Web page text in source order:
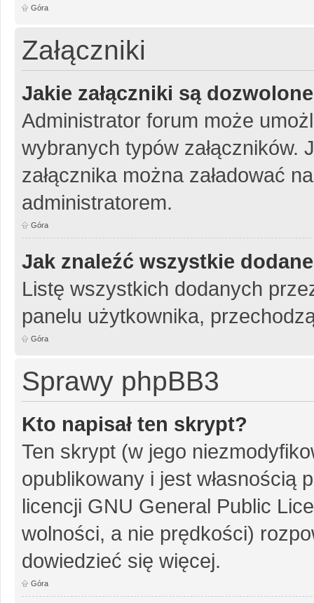
Góra
Załączniki
Jakie załączniki są
Administrator forum może
wybranych typów załączników.
załącznika można załadować
administratorem.
Góra
Jak znaleźć wszystkie
Listę wszystkich dodanych
panelu użytkownika,
Góra
Sprawy phpBB3
Kto napisał ten skrypt?
Ten skrypt (w jego
opublikowany i jest własnością
licencji GNU General Public
wolności, a nie prędkości)
dowiedzieć się więcej.
Góra